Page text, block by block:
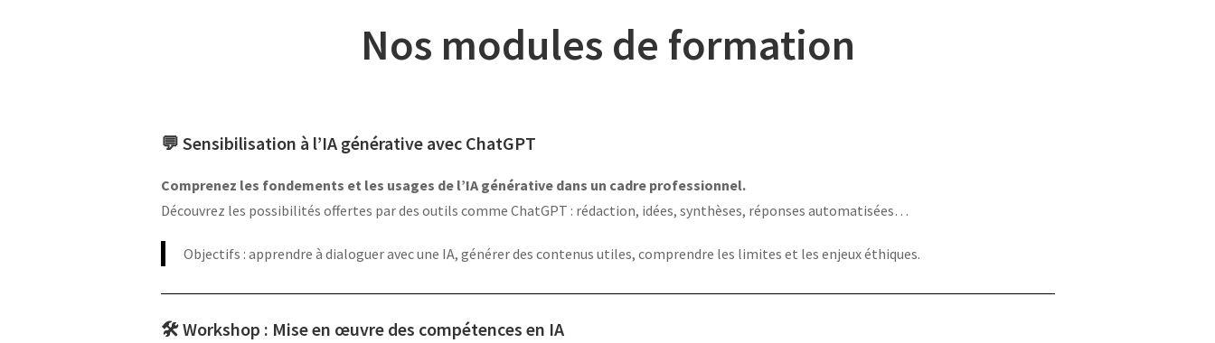
Nos modules de formation
💬 Sensibilisation à l’IA générative avec ChatGPT
Comprenez les fondements et les usages de l’IA générative dans un cadre professionnel.
Découvrez les possibilités offertes par des outils comme ChatGPT : rédaction, idées, synthèses, réponses automatisées…
Objectifs : apprendre à dialoguer avec une IA, générer des contenus utiles, comprendre les limites et les enjeux éthiques.
🛠️ Workshop : Mise en œuvre des compétences en IA